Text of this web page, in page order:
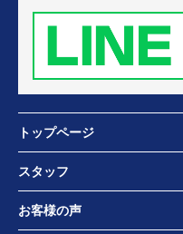
トップページ
スタッフ
お客様の声